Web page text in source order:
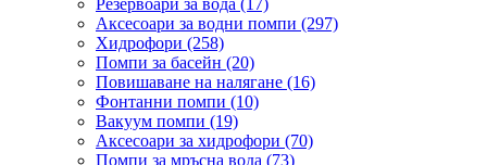
Резервоари за вода (17)
Аксесоари за водни помпи (297)
Хидрофори (258)
Помпи за басейн (20)
Повишаване на налягане (16)
Фонтанни помпи (10)
Вакуум помпи (19)
Аксесоари за хидрофори (70)
Помпи за мръсна вода (73)